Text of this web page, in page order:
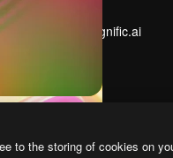
Ищете magnific.ai
to the storing of cookies on